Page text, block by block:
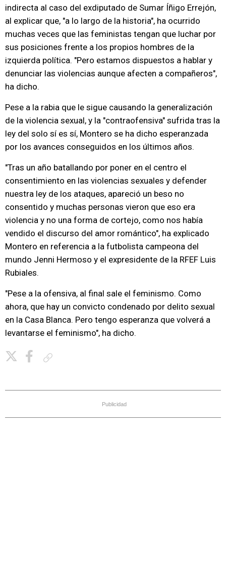
indirecta al caso del exdiputado de Sumar Íñigo Errejón,
al explicar que, "a lo largo de la historia", ha ocurrido
muchas veces que las feministas tengan que luchar por
sus posiciones frente a los propios hombres de la
izquierda política. "Pero estamos dispuestos a hablar y
denunciar las violencias aunque afecten a compañeros",
ha dicho.
Pese a la rabia que le sigue causando la generalización
de la violencia sexual, y la "contraofensiva" sufrida tras la
ley del solo sí es sí, Montero se ha dicho esperanzada
por los avances conseguidos en los últimos años.
"Tras un año batallando por poner en el centro el
consentimiento en las violencias sexuales y defender
nuestra ley de los ataques, apareció un beso no
consentido y muchas personas vieron que eso era
violencia y no una forma de cortejo, como nos había
vendido el discurso del amor romántico", ha explicado
Montero en referencia a la futbolista campeona del
mundo Jenni Hermoso y el expresidente de la RFEF Luis
Rubiales.
"Pese a la ofensiva, al final sale el feminismo. Como
ahora, que hay un convicto condenado por delito sexual
en la Casa Blanca. Pero tengo esperanza que volverá a
levantarse el feminismo", ha dicho.
Publicidad